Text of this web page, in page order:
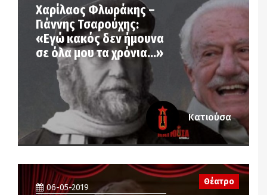
Χαρίλαος Φλωράκης –
Γιάννης Τσαρούχης:
«Εγώ κακός δεν ήμουνα
σε όλα μου τα χρόνια…»
Κατιούσα
06-05-2019
Θέατρο